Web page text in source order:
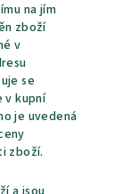
na jím
zboží
v
se
v kupní
je uvedená
zboží.